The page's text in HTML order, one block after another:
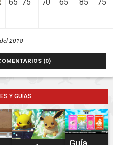
65 75 70 65 85 75
2018
(0)
Y GUÍAS
Guía